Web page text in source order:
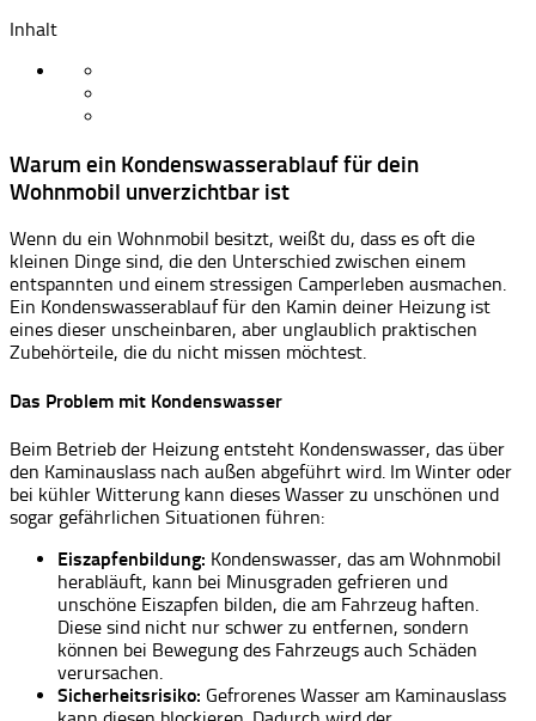
Inhalt
Warum ein Kondenswasserablauf für dein
Wohnmobil unverzichtbar ist
Wenn du ein Wohnmobil besitzt, weißt du, dass es oft die
kleinen Dinge sind, die den Unterschied zwischen einem
entspannten und einem stressigen Camperleben ausmachen.
Ein Kondenswasserablauf für den Kamin deiner Heizung ist
eines dieser unscheinbaren, aber unglaublich praktischen
Zubehörteile, die du nicht missen möchtest.
Das Problem mit Kondenswasser
Beim Betrieb der Heizung entsteht Kondenswasser, das über
den Kaminauslass nach außen abgeführt wird. Im Winter oder
bei kühler Witterung kann dieses Wasser zu unschönen und
sogar gefährlichen Situationen führen:
Eiszapfenbildung: Kondenswasser, das am Wohnmobil
herabläuft, kann bei Minusgraden gefrieren und
unschöne Eiszapfen bilden, die am Fahrzeug haften.
Diese sind nicht nur schwer zu entfernen, sondern
können bei Bewegung des Fahrzeugs auch Schäden
verursachen.
Sicherheitsrisiko: Gefrorenes Wasser am Kaminauslass